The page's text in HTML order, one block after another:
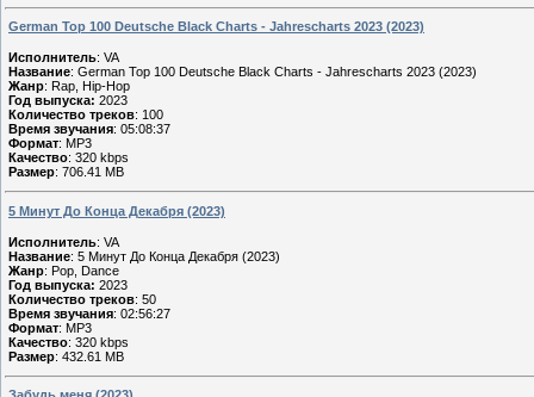
German Top 100 Deutsche Black Charts - Jahrescharts 2023 (2023)
Исполнитель: VA
Название: German Top 100 Deutsche Black Charts - Jahrescharts 2023 (2023)
Жанр: Rap, Hip-Hop
Год выпуска: 2023
Количество треков: 100
Время звучания: 05:08:37
Формат: MP3
Качество: 320 kbps
Размер: 706.41 MB
5 Минут До Конца Декабря (2023)
Исполнитель: VA
Название: 5 Минут До Конца Декабря (2023)
Жанр: Pop, Dance
Год выпуска: 2023
Количество треков: 50
Время звучания: 02:56:27
Формат: MP3
Качество: 320 kbps
Размер: 432.61 MB